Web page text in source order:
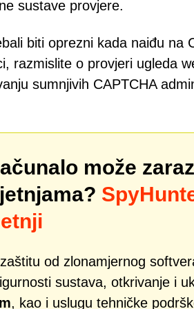
sustave provjere.
biti oprezni kada naiđu na
razmislite o provjeri ugleda
sumnjivih CAPTCHA
može
od zlonamjernog
sustava, otkrivanje i
, kao i uslugu tehničke